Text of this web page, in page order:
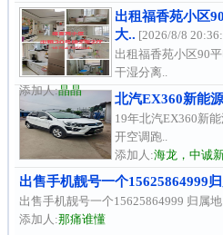
出租福香苑小区
大.. [2026/8/8
出租福香苑小区90
干湿分离..
添加人:晶晶
北汽EX360新能源
19年北汽EX360新
开空调跑..
添加人:海龙，中诚
出售手机靓号一个15625864999
出售手机靓号一个15625864999 归属
添加人:那痛谁懂